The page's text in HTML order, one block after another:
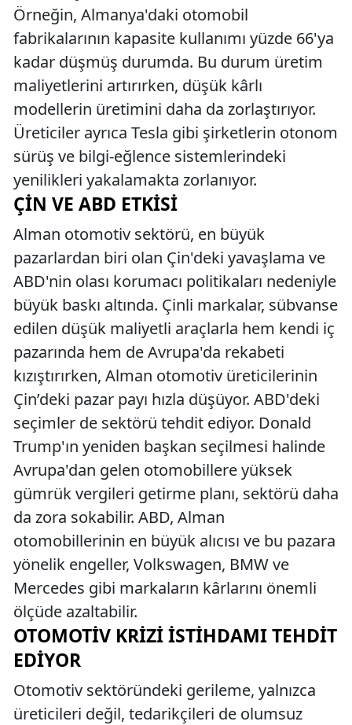
Örneğin, Almanya'daki otomobil
fabrikalarının kapasite kullanımı yüzde 66'ya
kadar düşmüş durumda. Bu durum üretim
maliyetlerini artırırken, düşük kârlı
modellerin üretimini daha da zorlaştırıyor.
Üreticiler ayrıca Tesla gibi şirketlerin otonom
sürüş ve bilgi-eğlence sistemlerindeki
yenilikleri yakalamakta zorlanıyor.
ÇIN VE ABD ETKISI
Alman otomotiv sektörü, en büyük
pazarlardan biri olan Çin'deki yavaşlama ve
ABD'nin olası korumacı politikaları nedeniyle
büyük baskı altında. Çinli markalar, sübvanse
edilen düşük maliyetli araçlarla hem kendi iç
pazarında hem de Avrupa'da rekabeti
kızıştırırken, Alman otomotiv üreticilerinin
Çin’deki pazar payı hızla düşüyor. ABD'deki
seçimler de sektörü tehdit ediyor. Donald
Trump'ın yeniden başkan seçilmesi halinde
Avrupa'dan gelen otomobillere yüksek
gümrük vergileri getirme planı, sektörü daha
da zora sokabilir. ABD, Alman
otomobillerinin en büyük alıcısı ve bu pazara
yönelik engeller, Volkswagen, BMW ve
Mercedes gibi markaların kârlarını önemli
ölçüde azaltabilir.
OTOMOTIV KRIZI İSTIHDAMI TEHDIT
EDIYOR
Otomotiv sektöründeki gerileme, yalnızca
üreticileri değil, tedarikçileri de olumsuz